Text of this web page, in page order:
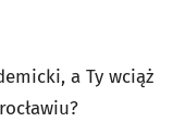
a Ty wciąż